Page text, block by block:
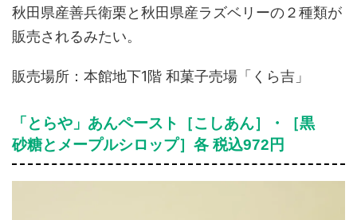
秋田県産善兵衛栗と秋田県産ラズベリーの２種類が
販売されるみたい。
販売場所：本館地下1階 和菓子売場「くら吉」
「とらや」あんペースト［こしあん］・［黒
砂糖とメープルシロップ］各 税込972円